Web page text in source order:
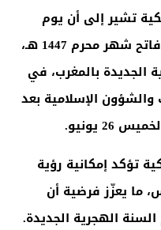
تشير إلى أن يوم
الجمعة 27 يونيو 2025 سيوافق فاتح شهر محرم 1447 هـ،
الجديدة بالمغرب، في
والشؤون الإسلامية بعد
يونيو
.
تؤكد إمكانية رؤية
ما يعزّز فرضية أن
الهجرية الجديدة.